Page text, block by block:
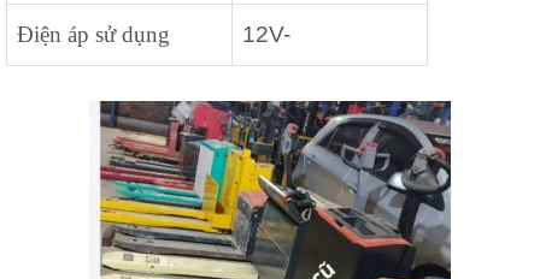
Điện áp sử dụng 12V-